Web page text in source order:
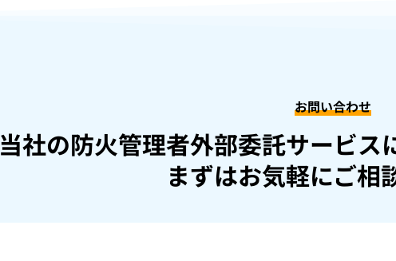
お問い合わせ
当社の防火管理者外部委託サービス
まずはお気軽にご相